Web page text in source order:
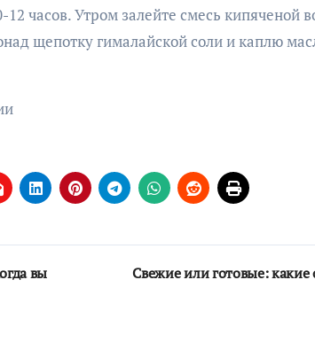
12 часов. Утром залейте смесь кипяченой
щепотку гималайской соли и каплю
вы
Свежие или готовые: